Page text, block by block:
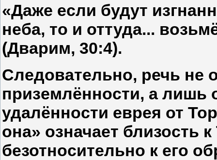
«Даже если будут
неба, то и оттуда...
(Дварим, 30:4).
Следовательно, речь не
приземлённости, а лишь
удалённости еврея от
она» означает близость
безотносительно к его